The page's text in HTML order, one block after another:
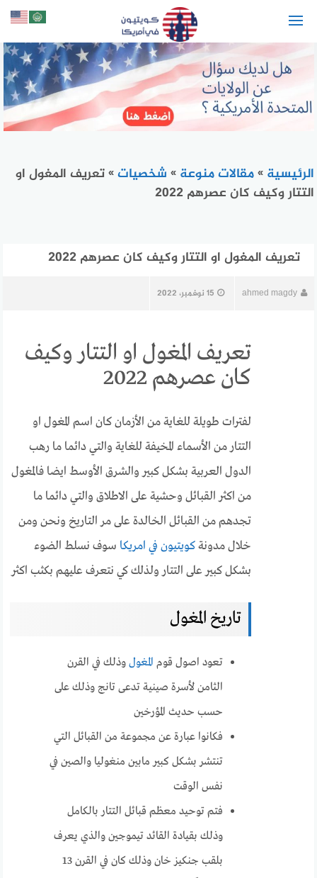
الرئيسية »مقالات منوعة » شخصيات»تعريف المغول او
التتار وكيف كان عصرهم 2022
تعريف المغول او التتار وكيف كان عصرهم 2022
ahmed magdy 15 نوفمبر، 2022
تعريف المغول او التتار وكيف
كان عصرهم 2022
لفترات طويلة للغاية من الأزمان كان اسم المغول او
التتار من الأسماء المخيفة للغاية والتي دائما ما رهب
الدول العربية بشكل كبير والشرق الأوسط ايضا فالمغول
من اكثر القبائل وحشية على الاطلاق والتي دائما ما
تجدهم من القبائل الخالدة على مر التاريخ ونحن ومن
خلال مدونةكويتيون في امريكا سوف نسلط الضوء
بشكل كبير على التتار ولذلك كي نتعرف عليهم بكثب اكثر
تاريخ المغول
تعود اصول قوم المغول وذلك في القرن
الثامن لأسرة صينية تدعى تانج وذلك على
حسب حديث المؤرخين
فكانوا عبارة عن مجموعة من القبائل التي
تنتشر بشكل كبير مابين منغوليا والصين في
نفس الوقت
فتم توحيد معظم قبائل التتار بالكامل
وذلك بقيادة القائد تيموجين والذي يعرف
بلقب جنكيز خان وذلك كان في القرن 13